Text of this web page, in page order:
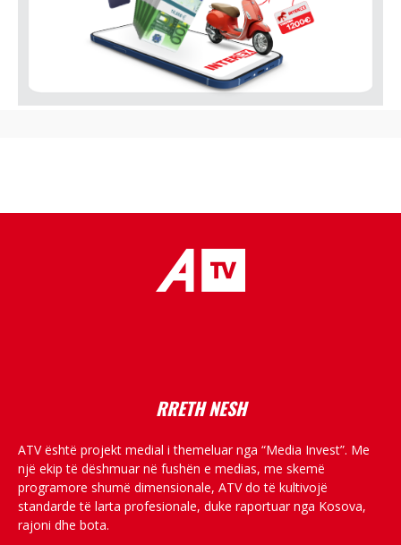
RRETH NESH
ATV është projekt medial i themeluar nga “Media Invest”. Me
një ekip të dëshmuar në fushën e medias, me skemë
programore shumë dimensionale, ATV do të kultivojë
standarde të larta profesionale, duke raportuar nga Kosova,
rajoni dhe bota.